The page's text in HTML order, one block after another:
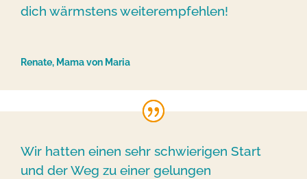
dich wärmstens weiterempfehlen!
Renate, Mama von Maria
Wir hatten einen sehr schwierigen Start
und der Weg zu einer gelungen